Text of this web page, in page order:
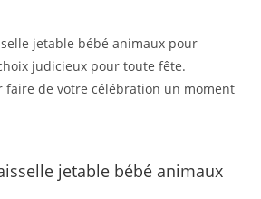
jetable bébé animaux pour
judicieux pour toute fête.
faire de votre célébration un moment
jetable bébé animaux